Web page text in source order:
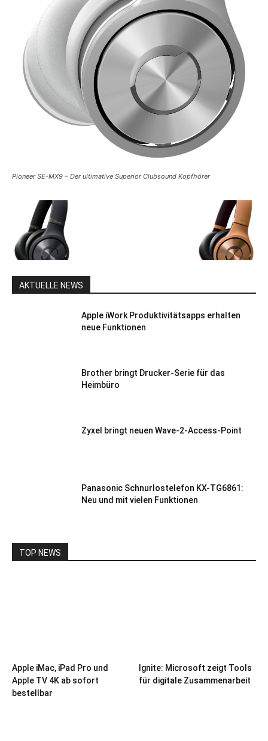
Pioneer SE-MX9 – Der ultimative Superior Clubsound Kopfhörer
AKTUELLE NEWS
Apple iWork Produktivitätsapps erhalten
neue Funktionen
Brother bringt Drucker-Serie für das
Heimbüro
Zyxel bringt neuen Wave-2-Access-Point
Panasonic Schnurlostelefon KX-TG6861:
Neu und mit vielen Funktionen
TOP NEWS
Apple iMac, iPad Pro und
Apple TV 4K ab sofort
bestellbar
Ignite: Microsoft zeigt Tools
für digitale Zusammenarbeit